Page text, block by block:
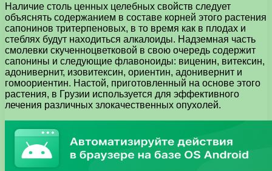
Наличие столь ценных целебных свойств следует
объяснять содержанием в составе корней этого растения
сапонинов тритерпеновых, в то время как в плодах и
стеблях будут находиться алкалоиды. Надземная часть
смолевки скученноцветковой в свою очередь содержит
сапонины и следующие флавоноиды: виценин, витексин,
адонивернит, изовитексин, ориентин, адонивернит и
гомоориентин. Настой, приготовленный на основе этого
растения, в Грузии используется для эффективного
лечения различных злокачественных опухолей.